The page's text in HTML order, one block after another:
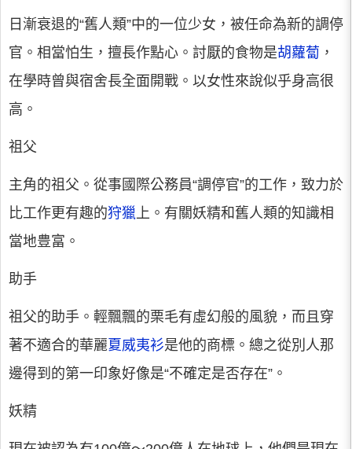
日漸衰退的“舊人類”中的一位少女，被任命為新的調停
官。相當怕生，擅長作點心。討厭的食物是胡蘿蔔 ，
在學時曾與宿舍長全面開戰。以女性來說似乎身高很
高。
祖父
主角的祖父。從事國際公務員“調停官”的工作，致力於
比工作更有趣的狩獵上。有關妖精和舊人類的知識相
當地豊富。
助手
祖父的助手。輕飄飄的栗毛有虛幻般的風貌，而且穿
著不適合的華麗夏威夷衫是他的商標。總之從別人那
邊得到的第一印象好像是“不確定是否存在”。
妖精